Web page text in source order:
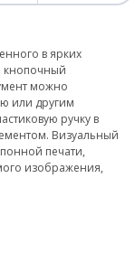
в ярких
кнопочный
можно
или другим
ручку в
Визуальный
печати,
изображения,